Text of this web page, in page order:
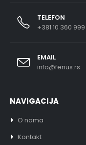
TELEFON
+381 10 360 999
EMAIL
info@fenus.rs
NAVIGACIJA
O nama
Kontakt